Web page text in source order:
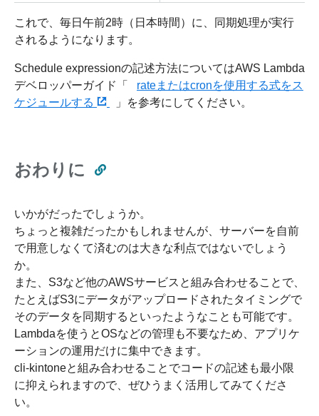
これで、毎日午前2時（日本時間）に、同期処理が実行
されるようになります。
Schedule expressionの記述方法についてはAWS Lambda
デベロッパーガイド「
rateまたはcronを使用する式をス
ケジュールする
」を参考にしてください。
おわりに
いかがだったでしょうか。
ちょっと複雑だったかもしれませんが、サーバーを自前
で用意しなくて済むのは大きな利点ではないでしょう
か。
また、S3など他のAWSサービスと組み合わせることで、
たとえばS3にデータがアップロードされたタイミングで
そのデータを同期するといったようなことも可能です。
Lambdaを使うとOSなどの管理も不要なため、アプリケ
ーションの運用だけに集中できます。
cli-kintoneと組み合わせることでコードの記述も最小限
に抑えられますので、ぜひうまく活用してみてくださ
い。